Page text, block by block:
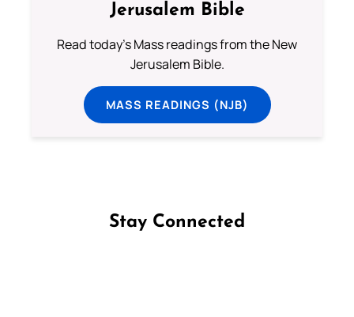
Jerusalem Bible
Read today's Mass readings from the New
Jerusalem Bible.
MASS READINGS (NJB)
Stay Connected